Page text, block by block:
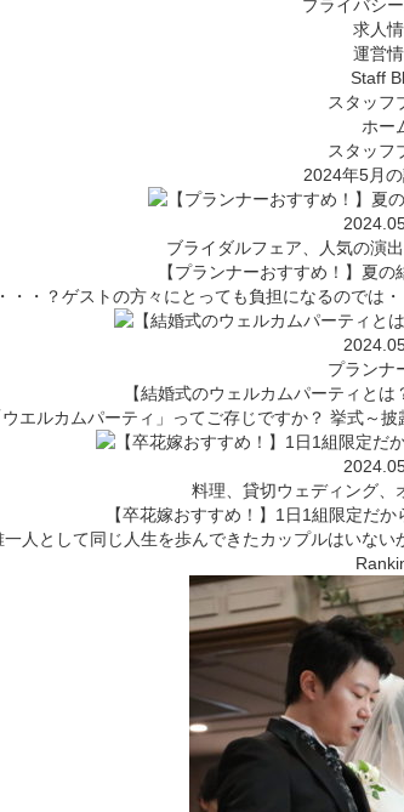
プライバシ
求人
運営
Staff
スタッフ
ホー
スタッフ
2024年5月
ブライダルフェア、人気の演
【プランナーおすすめ！】夏
・・？ゲストの方々にとっても負担になるのでは
プランナ
【結婚式のウェルカムパーティと
エルカムパーティ」ってご存じですか？ 挙式～
料理、貸切ウェディング、
【卒花嫁おすすめ！】1日1組限定だ
人として同じ人生を歩んできたカップルはいな